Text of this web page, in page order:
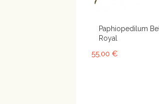
Paphiopedilum Bel
Royal
55,00 €